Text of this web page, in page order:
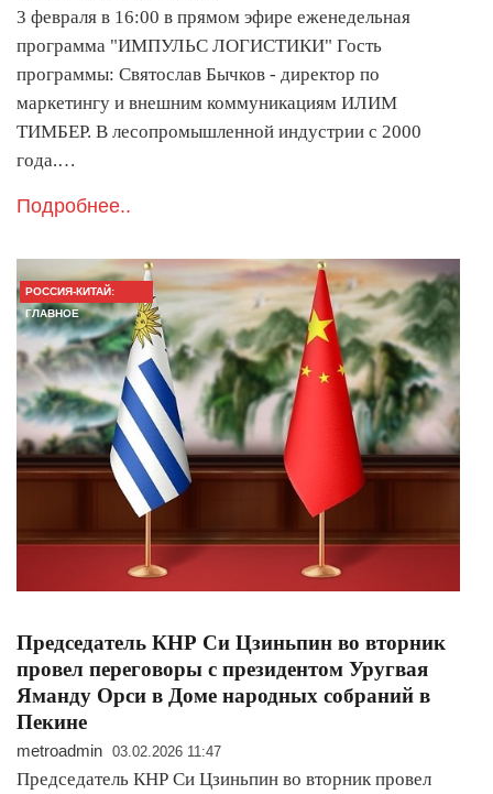
3 февраля в 16:00 в прямом эфире еженедельная
программа "ИМПУЛЬС ЛОГИСТИКИ" Гость
программы: Cвятослав Бычков - директор по
маркетингу и внешним коммуникациям ИЛИМ
ТИМБЕР. В лесопромышленной индустрии с 2000
года.…
Подробнее..
РОССИЯ-КИТАЙ:
ГЛАВНОЕ
Председатель КНР Си Цзиньпин во вторник
провел переговоры с президентом Уругвая
Яманду Орси в Доме народных собраний в
Пекине
metroadmin 03.02.2026 11:47
Председатель КНР Си Цзиньпин во вторник провел